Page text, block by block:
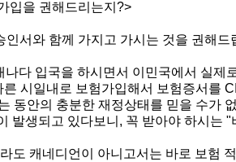
입을 권해드리는지?>
서와 함께 가지고 가시는 것을 권해드
다 입국을 하시면서 이민국에서 실
시일내로 보험가입해서 보험증서를
동안의 충분한 재정상태를 믿을 수가
발생되고 있다보니, 꼭 받아야 하시는
도 캐네디언이 아니고서는 바로 보험